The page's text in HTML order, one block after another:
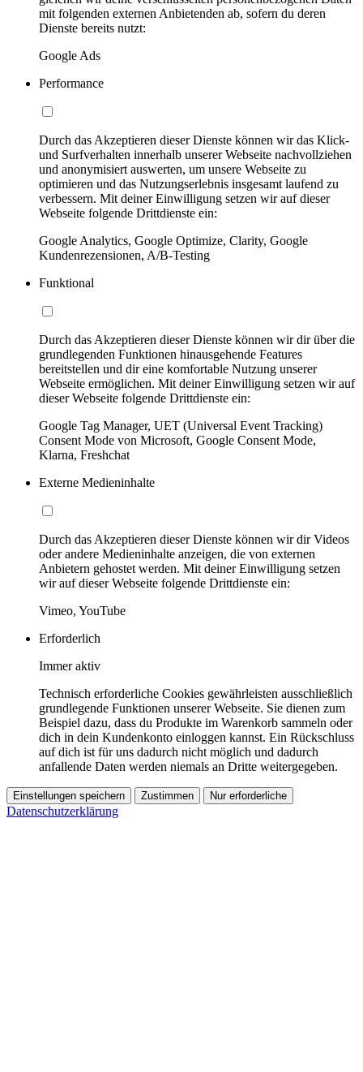
mit folgenden externen Anbietenden ab, sofern du deren
Dienste bereits nutzt:
Google Ads
Performance
Durch das Akzeptieren dieser Dienste können wir das Klick-
und Surfverhalten innerhalb unserer Webseite nachvollziehen
und anonymisiert auswerten, um unsere Webseite zu
optimieren und das Nutzungserlebnis insgesamt laufend zu
verbessern. Mit deiner Einwilligung setzen wir auf dieser
Webseite folgende Drittdienste ein:
Google Analytics, Google Optimize, Clarity, Google
Kundenrezensionen, A/B-Testing
Funktional
Durch das Akzeptieren dieser Dienste können wir dir über die
grundlegenden Funktionen hinausgehende Features
bereitstellen und dir eine komfortable Nutzung unserer
Webseite ermöglichen. Mit deiner Einwilligung setzen wir auf
dieser Webseite folgende Drittdienste ein:
Google Tag Manager, UET (Universal Event Tracking)
Consent Mode von Microsoft, Google Consent Mode,
Klarna, Freshchat
Externe Medieninhalte
Durch das Akzeptieren dieser Dienste können wir dir Videos
oder andere Medieninhalte anzeigen, die von externen
Anbietern gehostet werden. Mit deiner Einwilligung setzen
wir auf dieser Webseite folgende Drittdienste ein:
Vimeo, YouTube
Erforderlich
Immer aktiv
Technisch erforderliche Cookies gewährleisten ausschließlich
grundlegende Funktionen unserer Webseite. Sie dienen zum
Beispiel dazu, dass du Produkte im Warenkorb sammeln oder
dich in dein Kundenkonto einloggen kannst. Ein Rückschluss
auf dich ist für uns dadurch nicht möglich und dadurch
anfallende Daten werden niemals an Dritte weitergegeben.
Einstellungen speichern Zustimmen Nur erforderliche
Datenschutzerklärung